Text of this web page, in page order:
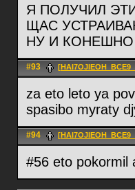
Я ПОЛУЧИЛ
ЩАС
НУ И
#93
za eto leto ya
spasibo myraty
#94
#56 eto pokormil